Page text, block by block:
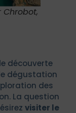
Chrobot,
découverte
dégustation
des
La question
visiter le